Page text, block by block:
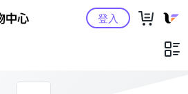
Yahoo購物中心登入